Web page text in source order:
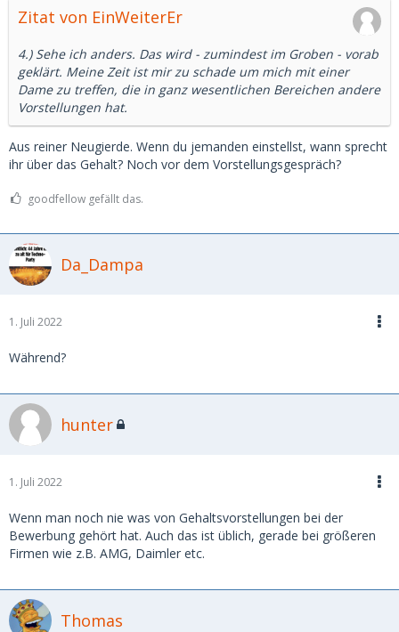
Zitat von EinWeiterEr
4.) Sehe ich anders. Das wird - zumindest im Groben - vorab
geklärt. Meine Zeit ist mir zu schade um mich mit einer
Dame zu treffen, die in ganz wesentlichen Bereichen andere
Vorstellungen hat.
Aus reiner Neugierde. Wenn du jemanden einstellst, wann sprecht
ihr über das Gehalt? Noch vor dem Vorstellungsgespräch?
goodfellow gefällt das.
Da_Dampa
1. Juli 2022
Während?
hunter
1. Juli 2022
Wenn man noch nie was von Gehaltsvorstellungen bei der
Bewerbung gehört hat. Auch das ist üblich, gerade bei größeren
Firmen wie z.B. AMG, Daimler etc.
Thomas